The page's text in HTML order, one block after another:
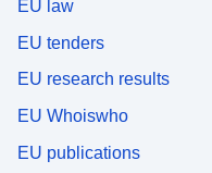
EU law
EU tenders
EU research results
EU Whoiswho
EU publications